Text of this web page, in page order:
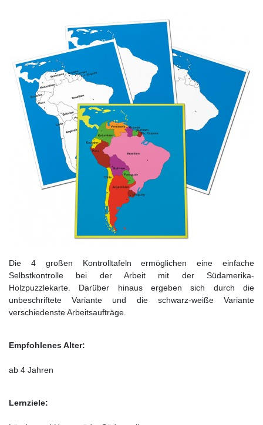
Die 4 großen Kontrolltafeln ermöglichen eine einfache
Selbstkontrolle bei der Arbeit mit der Südamerika-
Holzpuzzlekarte. Darüber hinaus ergeben sich durch die
unbeschriftete Variante und die schwarz-weiße Variante
verschiedenste Arbeitsaufträge.
Empfohlenes Alter:
ab 4 Jahren
Lernziele: